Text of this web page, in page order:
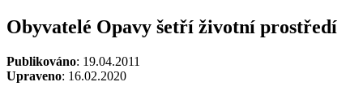
Obyvatelé Opavy šetří životní prostředí
Publikováno: 19.04.2011
Upraveno: 16.02.2020